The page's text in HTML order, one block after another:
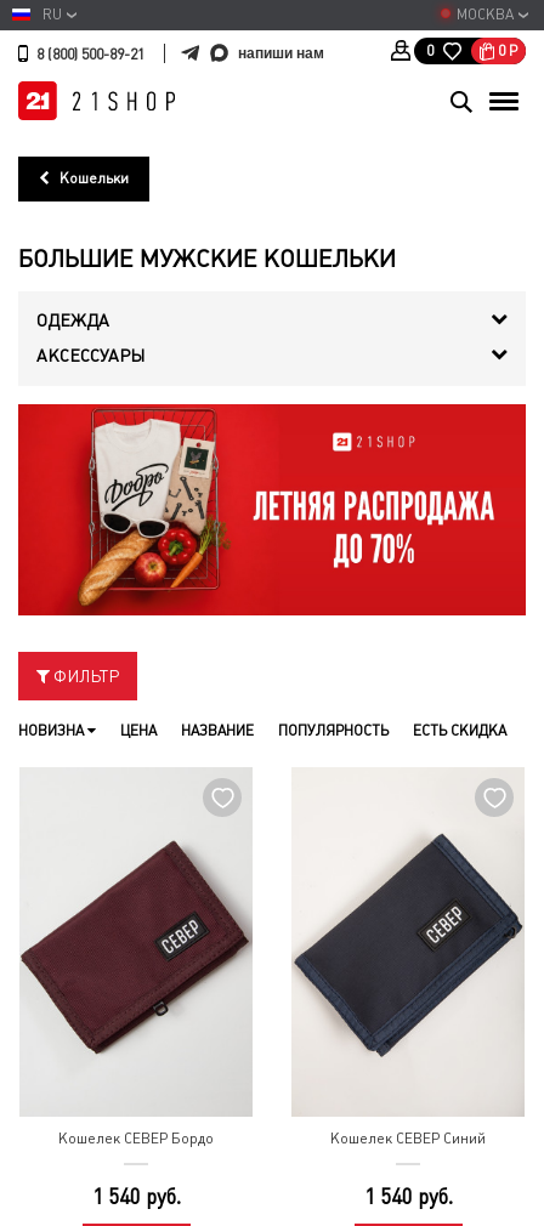
МОСКВА
RU
8 (800) 500-89-21 напиши нам 0 0 Р
Кошельки
БОЛЬШИЕ МУЖСКИЕ КОШЕЛЬКИ
ОДЕЖДА
АКСЕССУАРЫ
ФИЛЬТР
НОВИЗНА ЦЕНА НАЗВАНИЕ ПОПУЛЯРНОСТЬ ЕСТЬ СКИДКА
Кошелек СЕВЕР Бордо
1 540 руб.
Кошелек СЕВЕР Синий
1 540 руб.